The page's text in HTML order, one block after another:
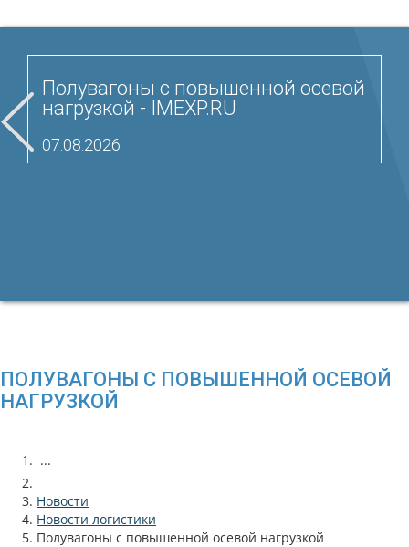
Полувагоны с повышенной осевой
нагрузкой - IMEXP.RU
07.08.2026
ПОЛУВАГОНЫ С ПОВЫШЕННОЙ ОСЕВОЙ
НАГРУЗКОЙ
...
Новости
Новости логистики
Полувагоны с повышенной осевой нагрузкой